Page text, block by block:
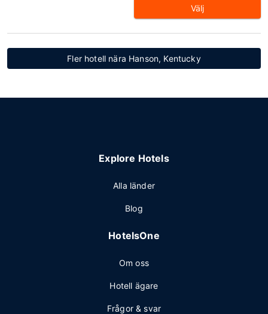
Välj
Fler hotell nära Hanson, Kentucky
Explore Hotels
Alla länder
Blog
HotelsOne
Om oss
Hotell ägare
Frågor & svar